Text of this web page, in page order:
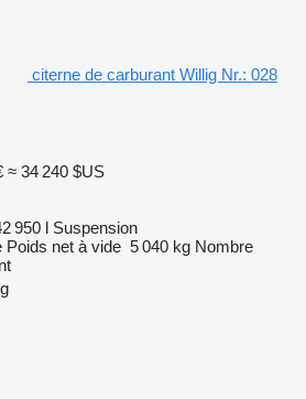
citerne de carburant Willig Nr.: 028
≈ 34 240 $US
950 l Suspension
Poids net à vide 5 040 kg Nombre